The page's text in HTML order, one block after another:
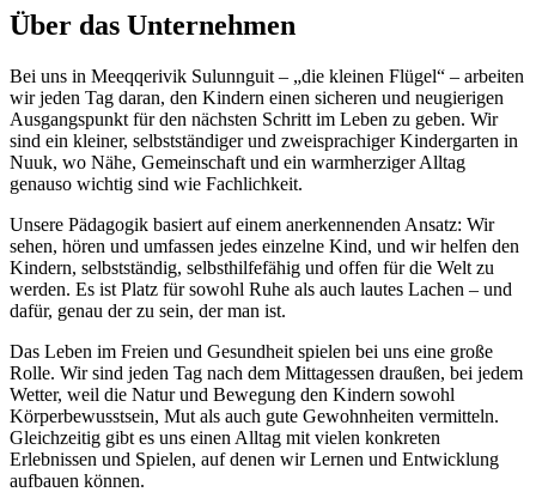
Über das Unternehmen
Bei uns in Meeqqerivik Sulunnguit – „die kleinen Flügel“ – arbeiten
wir jeden Tag daran, den Kindern einen sicheren und neugierigen
Ausgangspunkt für den nächsten Schritt im Leben zu geben. Wir
sind ein kleiner, selbstständiger und zweisprachiger Kindergarten in
Nuuk, wo Nähe, Gemeinschaft und ein warmherziger Alltag
genauso wichtig sind wie Fachlichkeit.
Unsere Pädagogik basiert auf einem anerkennenden Ansatz: Wir
sehen, hören und umfassen jedes einzelne Kind, und wir helfen den
Kindern, selbstständig, selbsthilfefähig und offen für die Welt zu
werden. Es ist Platz für sowohl Ruhe als auch lautes Lachen – und
dafür, genau der zu sein, der man ist.
Das Leben im Freien und Gesundheit spielen bei uns eine große
Rolle. Wir sind jeden Tag nach dem Mittagessen draußen, bei jedem
Wetter, weil die Natur und Bewegung den Kindern sowohl
Körperbewusstsein, Mut als auch gute Gewohnheiten vermitteln.
Gleichzeitig gibt es uns einen Alltag mit vielen konkreten
Erlebnissen und Spielen, auf denen wir Lernen und Entwicklung
aufbauen können.